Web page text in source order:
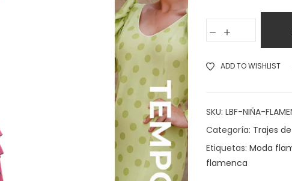
ADD TO WISHLIST
SKU: LBF-NIÑA-
Categoría: Trajes
Etiquetas: Moda
flamenca